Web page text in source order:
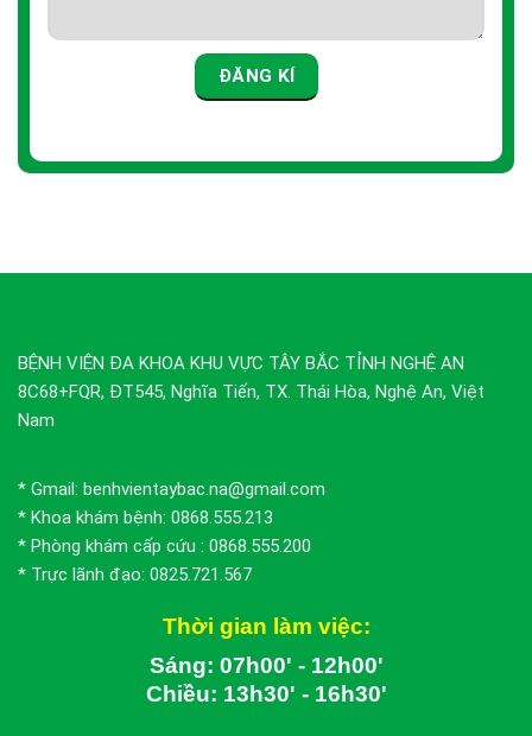
BỆNH VIỆN ĐA KHOA KHU VỰC TÂY BẮC TỈNH NGHỆ AN
8C68+FQR, ĐT545, Nghĩa Tiến, TX. Thái Hòa, Nghệ An, Việt
Nam
* Gmail: benhvientaybac.na@gmail.com
* Khoa khám bệnh: 0868.555.213
* Phòng khám cấp cứu : 0868.555.200
* Trực lãnh đạo: 0825.721.567
Thời gian làm việc:
Sáng: 07h00' - 12h00'
Chiều: 13h30' - 16h30'